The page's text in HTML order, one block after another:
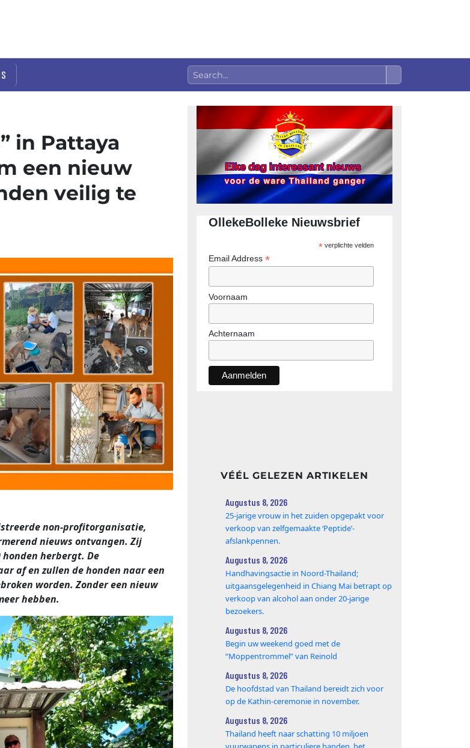
in Pattaya
een ​​nieuw
veilig te
non-profitorganisatie,
nieuws ontvangen. Zij
herbergt. De
af en zullen de honden naar een
worden. Zonder een nieuw
hebben.
OllekeBolleke Nieuwsbrief
*verplichte velden
Email Address *
Voornaam
Achternaam
VÉÉL GELEZEN ARTIKELEN
Augustus 8, 2026
25‑jarige vrouw in het zuiden opgepakt voor
verkoop van zelfgemaakte ‘Peptide’-
afslankpennen.
Augustus 8, 2026
Handhavingsactie in Noord-Thailand;
uitgaansgelegenheid in Chiang Mai betrapt op
verkoop van alcohol aan onder 20-jarige
bezoekers.
Augustus 8, 2026
Begin uw weekend goed met de
“Moppentrommel” van Reinold
Augustus 8, 2026
De hoofdstad van Thailand bereidt zich voor
op de Kathin-ceremonie in november.
Augustus 8, 2026
Thailand heeft naar schatting 10 miljoen